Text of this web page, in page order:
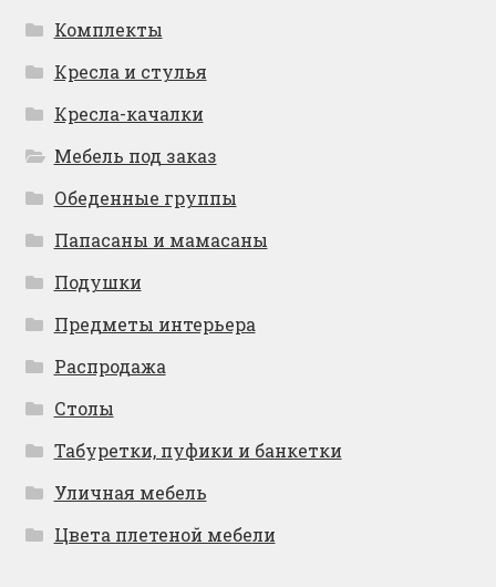
Комплекты
Кресла и стулья
Кресла-качалки
Мебель под заказ
Обеденные группы
Папасаны и мамасаны
Подушки
Предметы интерьера
Распродажа
Столы
Табуретки, пуфики и банкетки
Уличная мебель
Цвета плетеной мебели